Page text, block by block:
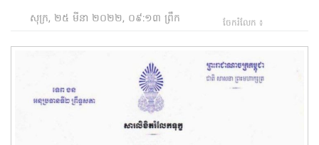
សុក្រ, ២៥ មីនា ២០២២, ០៩:១៣ ព្រឹក ចែករំលែក ៖